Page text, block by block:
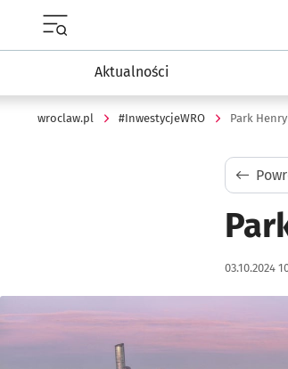
Aktualności
wroclaw.pl #InwestycjeWRO Park
Data
03.10.2024